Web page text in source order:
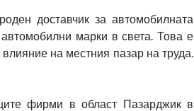
доставчик за автомобилната
марки в света. Това е
на местния пазар на труда.
фирми в област Пазарджик в